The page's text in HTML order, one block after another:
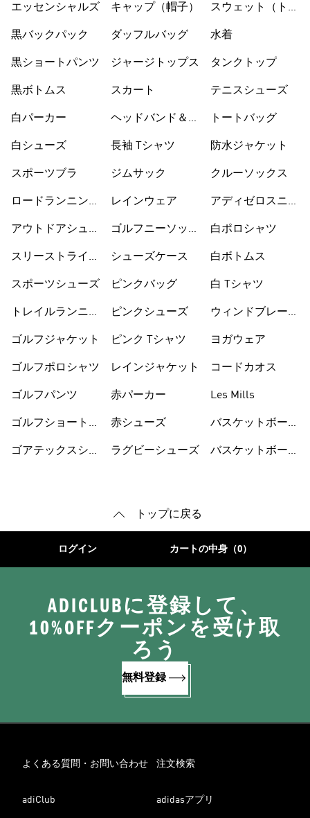
エッセンシャルズ
黒バックパック
黒ショートパンツ
黒ボトムス
白パーカー
白シューズ
スポーツブラ
ロードランニング
アウトドアシュー
スリーストライプ
スポーツシューズ
トレイルランニン
ゴルフジャケット
ゴルフポロシャツ
ゴルフパンツ
ゴルフショートパ
ゴアテックスシュ
キャップ（帽子）
ダッフルバッグ
ジャージトップス
スカート
ヘッドバンド＆バ
長袖 Tシャツ
ジムサック
レインウェア
ゴルフニーソック
シューズケース
ピンクバッグ
ピンクシューズ
ピンク Tシャツ
レインジャケット
赤パーカー
赤シューズ
ラグビーシューズ
スウェット（トレ
水着
タンクトップ
テニスシューズ
トートバッグ
防水ジャケット
クルーソックス
アディゼロスニー
白ポロシャツ
白ボトムス
白 Tシャツ
ウィンドブレーカ
ヨガウェア
コードカオス
Les Mills
バスケットボール
バスケットボール
トップに戻る
ログイン カートの中身（0）
ADICLUBに登録して、
10%OFFクーポンを受け取
ろう
無料登録
よくある質問・お問い合わせ 注文検索
adiClub adidasアプリ